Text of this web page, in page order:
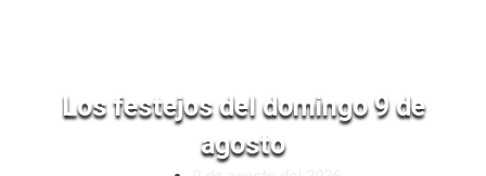
Los festejos del domingo 9 de
agosto